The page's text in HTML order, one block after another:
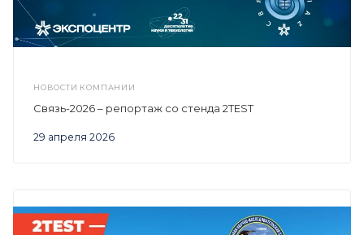
НОВОСТИ КОМПАНИИ
29 апреля 2026
Связь-2026 – репортаж со стенда 2TEST